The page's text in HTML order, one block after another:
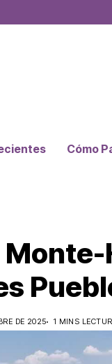
Cómo
DE 2025 1 MINS